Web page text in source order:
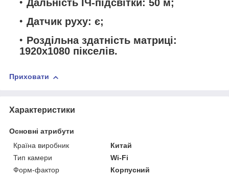
Дальність ІЧ-підсвітки: 50 м;
Датчик руху: є;
Роздільна здатність матриці:
1920x1080 пікселів.
Приховати
Характеристики
Основні атрибути
Країна виробник
Китай
Тип камери
Wi-Fi
Форм-фактор
Корпусний